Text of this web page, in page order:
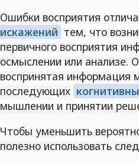
Ошибки восприятия
искажений тем, что
первичного восприятия
осмыслении или анализе.
воспринятая информация
последующих
мышлении и принятии
Чтобы уменьшить
полезно использовать